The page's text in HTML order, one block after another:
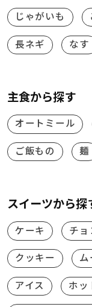
じゃがいも
長ネギ なす
主食から探す
オートミール
ご飯もの 麺
スイーツから探
ケーキ チョ
クッキー ム
アイス ホッ